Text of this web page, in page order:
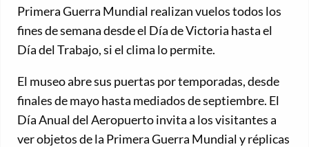
Primera Guerra Mundial realizan vuelos todos los
fines de semana desde el Día de Victoria hasta el
Día del Trabajo, si el clima lo permite.
El museo abre sus puertas por temporadas, desde
finales de mayo hasta mediados de septiembre. El
Día Anual del Aeropuerto invita a los visitantes a
ver objetos de la Primera Guerra Mundial y réplicas